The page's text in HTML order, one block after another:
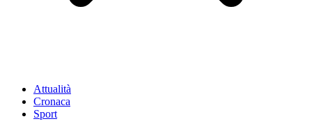
Attualità
Cronaca
Sport